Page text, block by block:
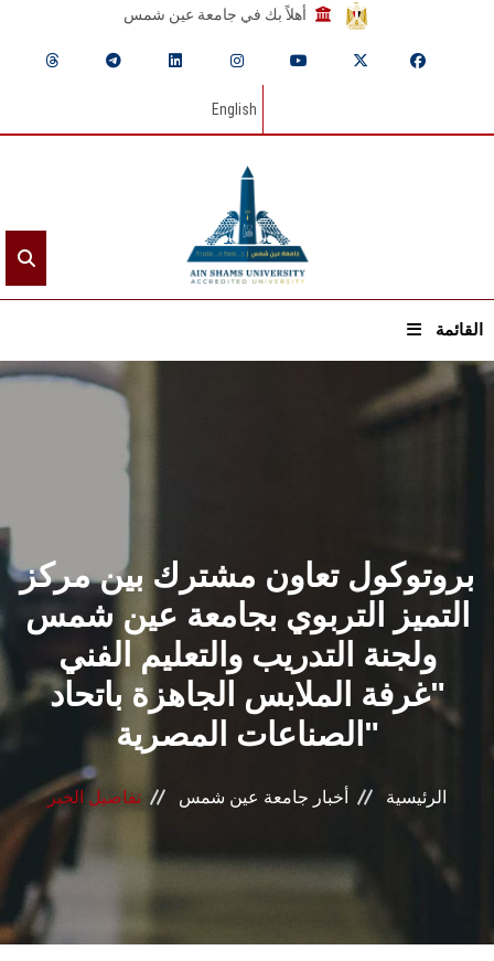
أهلاً بك في جامعة عين شمس
English
القائمة
الشئون الأكاديمية
البحث العلمي
الرعاية الصحية
المراكز والوحدات
الأنظمة الذكية
الإعلام
تواصل معنا
بروتوكول تعاون مشترك بين مركز
التميز التربوي بجامعة عين شمس
ولجنة التدريب والتعليم الفني
"غرفة الملابس الجاهزة باتحاد
الصناعات المصرية"
الرئيسية أخبار جامعة عين شمس تفاصيل الخبر